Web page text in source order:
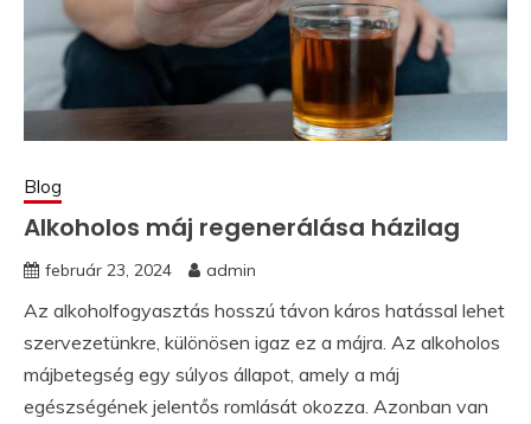
Blog
Alkoholos máj regenerálása házilag
február 23, 2024 admin
Az alkoholfogyasztás hosszú távon káros hatással lehet
szervezetünkre, különösen igaz ez a májra. Az alkoholos
májbetegség egy súlyos állapot, amely a máj
egészségének jelentős romlását okozza. Azonban van